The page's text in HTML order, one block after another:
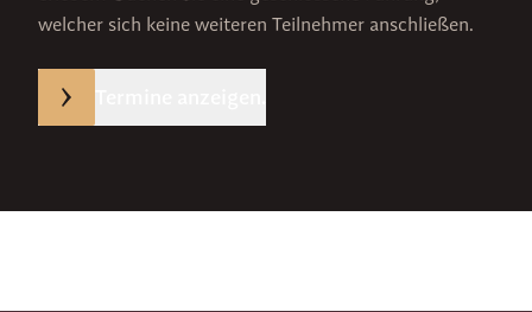
welcher sich keine weiteren Teilnehmer anschließen.